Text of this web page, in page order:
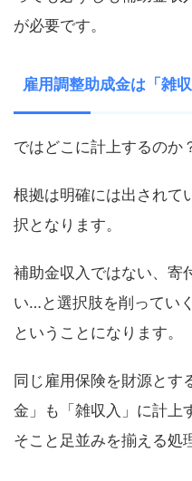
が必要です。
雇用調整助成金は「雑収
ではどこに計上するのか
根拠は明確には出されて
択となります。
補助金収入ではない、寄
い…と選択肢を削ってい
ということになります。
同じ雇用保険を財源とす
金」も「雑収入」に計上
そこと足並みを揃える処